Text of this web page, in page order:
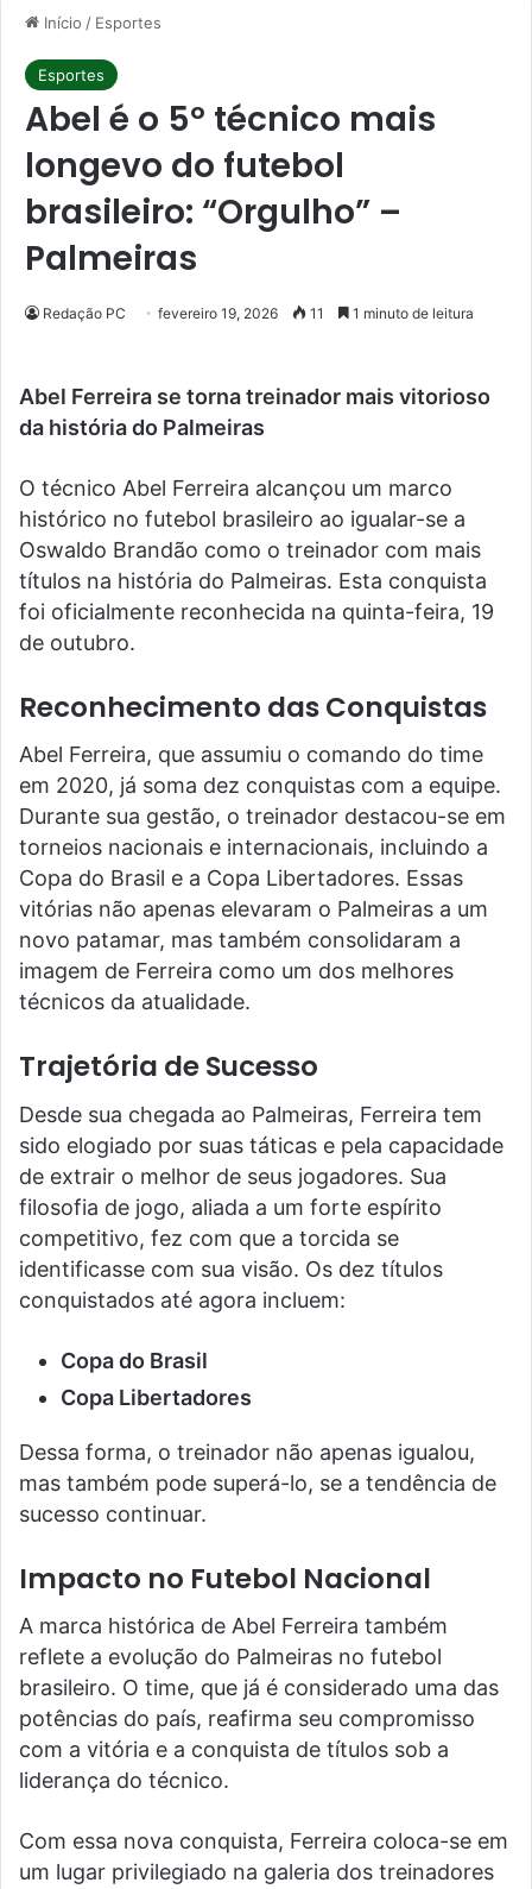
Início / Esportes
Esportes
Abel é o 5º técnico mais
longevo do futebol
brasileiro: “Orgulho” –
Palmeiras
Redação PC fevereiro 19, 2026 11 1 minuto de leitura
Abel Ferreira se torna treinador mais vitorioso
da história do Palmeiras
O técnico Abel Ferreira alcançou um marco
histórico no futebol brasileiro ao igualar-se a
Oswaldo Brandão como o treinador com mais
títulos na história do Palmeiras. Esta conquista
foi oficialmente reconhecida na quinta-feira, 19
de outubro.
Reconhecimento das Conquistas
Abel Ferreira, que assumiu o comando do time
em 2020, já soma dez conquistas com a equipe.
Durante sua gestão, o treinador destacou-se em
torneios nacionais e internacionais, incluindo a
Copa do Brasil e a Copa Libertadores. Essas
vitórias não apenas elevaram o Palmeiras a um
novo patamar, mas também consolidaram a
imagem de Ferreira como um dos melhores
técnicos da atualidade.
Trajetória de Sucesso
Desde sua chegada ao Palmeiras, Ferreira tem
sido elogiado por suas táticas e pela capacidade
de extrair o melhor de seus jogadores. Sua
filosofia de jogo, aliada a um forte espírito
competitivo, fez com que a torcida se
identificasse com sua visão. Os dez títulos
conquistados até agora incluem:
Copa do Brasil
Copa Libertadores
Dessa forma, o treinador não apenas igualou,
mas também pode superá-lo, se a tendência de
sucesso continuar.
Impacto no Futebol Nacional
A marca histórica de Abel Ferreira também
reflete a evolução do Palmeiras no futebol
brasileiro. O time, que já é considerado uma das
potências do país, reafirma seu compromisso
com a vitória e a conquista de títulos sob a
liderança do técnico.
Com essa nova conquista, Ferreira coloca-se em
um lugar privilegiado na galeria dos treinadores